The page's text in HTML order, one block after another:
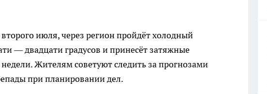
июля, через регион пройдёт холодный
— двадцати градусов и принесёт затяжные
Жителям советуют следить за прогнозами
при планировании дел.